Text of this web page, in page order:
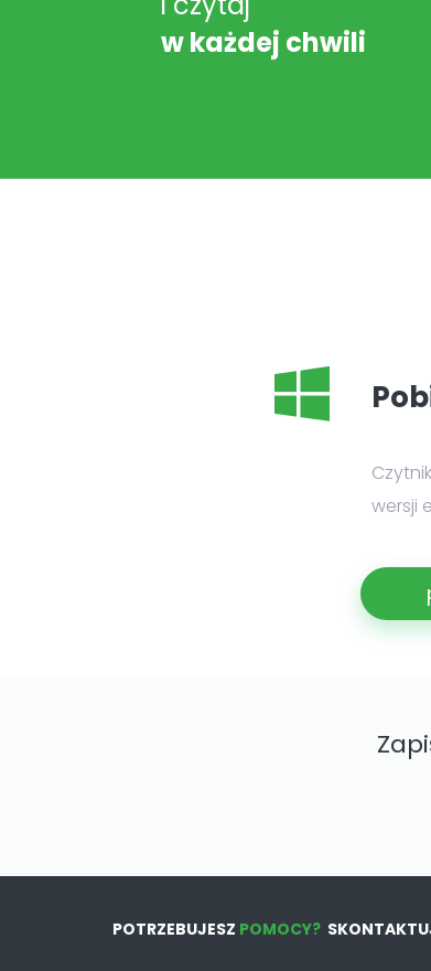
w każdej chwili
wersji
POTRZEBUJESZ POMOCY?